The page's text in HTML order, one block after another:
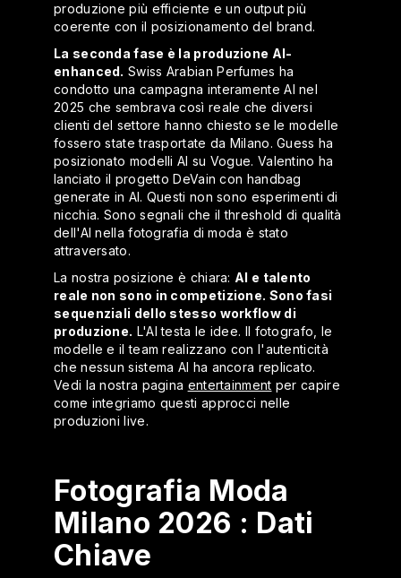
produzione più efficiente e un output più
coerente con il posizionamento del brand.
La seconda fase è la produzione AI-
enhanced. Swiss Arabian Perfumes ha
condotto una campagna interamente AI nel
2025 che sembrava così reale che diversi
clienti del settore hanno chiesto se le modelle
fossero state trasportate da Milano. Guess ha
posizionato modelli AI su Vogue. Valentino ha
lanciato il progetto DeVain con handbag
generate in AI. Questi non sono esperimenti di
nicchia. Sono segnali che il threshold di qualità
dell'AI nella fotografia di moda è stato
attraversato.
La nostra posizione è chiara: AI e talento
reale non sono in competizione. Sono fasi
sequenziali dello stesso workflow di
produzione. L'AI testa le idee. Il fotografo, le
modelle e il team realizzano con l'autenticità
che nessun sistema AI ha ancora replicato.
Vedi la nostra pagina entertainment per capire
come integriamo questi approcci nelle
produzioni live.
Fotografia Moda
Milano 2026 : Dati
Chiave